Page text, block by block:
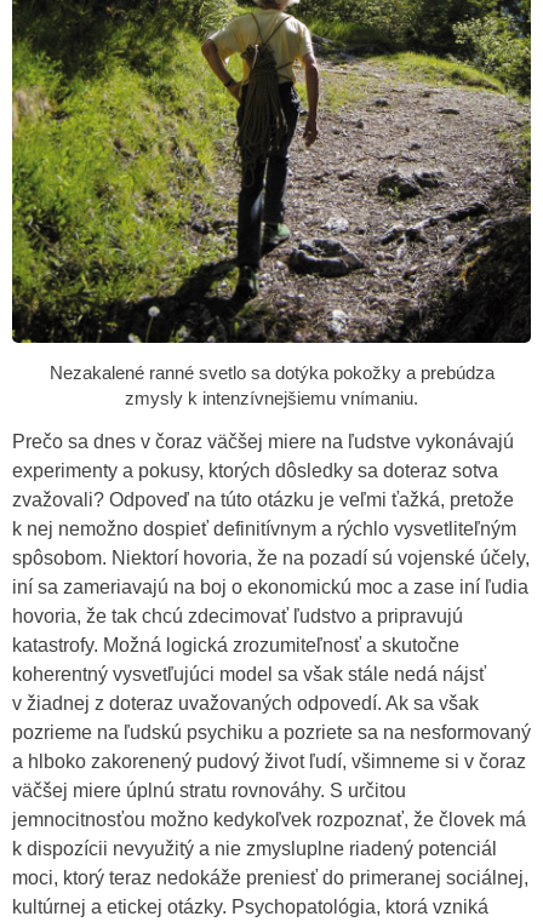
Nezakalené ranné svetlo sa dotýka pokožky a prebúdza
zmysly k intenzívnejšiemu vnímaniu.
Prečo sa dnes v čoraz väčšej miere na ľudstve vykonávajú
experimenty a pokusy, ktorých dôsledky sa doteraz sotva
zvažovali? Odpoveď na túto otázku je veľmi ťažká, pretože
k nej nemožno dospieť definitívnym a rýchlo vysvetliteľným
spôsobom. Niektorí hovoria, že na pozadí sú vojenské účely,
iní sa zameriavajú na boj o ekonomickú moc a zase iní ľudia
hovoria, že tak chcú zdecimovať ľudstvo a pripravujú
katastrofy. Možná logická zrozumiteľnosť a skutočne
koherentný vysvetľujúci model sa však stále nedá nájsť
v žiadnej z doteraz uvažovaných odpovedí. Ak sa však
pozrieme na ľudskú psychiku a pozriete sa na nesformovaný
a hlboko zakorenený pudový život ľudí, všimneme si v čoraz
väčšej miere úplnú stratu rovnováhy. S určitou
jemnocitnosťou možno kedykoľvek rozpoznať, že človek má
k dispozícii nevyužitý a nie zmysluplne riadený potenciál
moci, ktorý teraz nedokáže preniesť do primeranej sociálnej,
kultúrnej a etickej otázky. Psychopatológia, ktorá vzniká